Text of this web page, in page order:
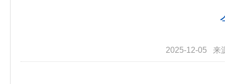
2025-12-05 来